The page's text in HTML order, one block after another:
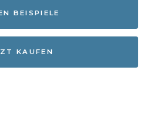
BEISPIELE
KAUFEN